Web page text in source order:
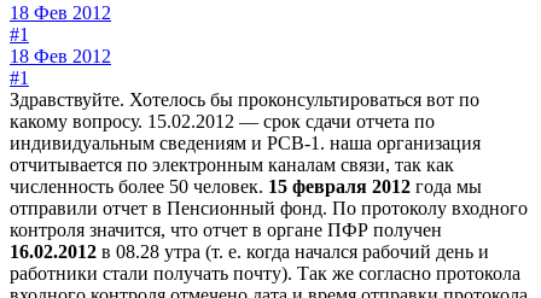
18 Фев 2012
#1
18 Фев 2012
#1
Здравствуйте. Хотелось бы проконсультироваться вот по
какому вопросу. 15.02.2012 — срок сдачи отчета по
индивидуальным сведениям и РСВ-1. наша организация
отчитывается по электронным каналам связи, так как
численность более 50 человек. 15 февраля 2012 года мы
отправили отчет в Пенсионный фонд. По протоколу входного
контроля значится, что отчет в органе ПФР получен
16.02.2012 в 08.28 утра (т. е. когда начался рабочий день и
работники стали получать почту). Так же согласно протокола